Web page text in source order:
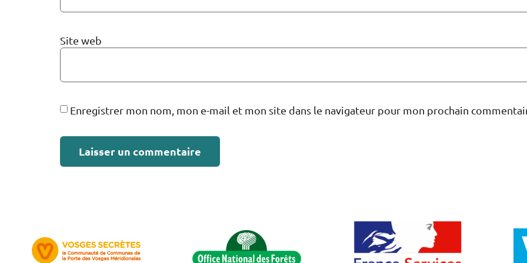
Site web
Enregistrer mon nom, mon e-mail et mon site dans le navigateur pour mon prochain